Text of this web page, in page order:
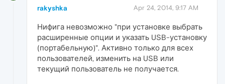
rakyshka Apr 24, 2014, 9:17 AM
Нифига невозможно "при установке выбрать
расширенные опции и указать USB-установку
(портабельную)". Активно только для всех
пользователей, изменить на USB или
текущий пользователь не получается.